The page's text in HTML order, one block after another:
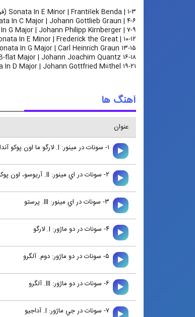
۱-۳ | Sonata In E Minor | František Benda (فرانتیشک بندا)
۴-۶ | Sonata In C Major | Johann Gottlieb Graun (یوهان گوتلیب گران)
۷-۹ | Sonata In G Major | Johann Philipp Kirnberger (یوهان فیلیپ کیرنبرگر)
۱۰-۱۲ | Sonata In E Minor | Frederick the Great (فردریک کبیر)
۱۳-۱۵ Sonata In G Major | Carl Heinrich Graun (کارل هاینریش گران)
۱۶-۱۸ Sonata In B-flat Major | Johann Joachim Quantz (یوهان یواخیم کوانتس)
۱۹-۲۱ Sonata In D Major | Johann Gottfried Müthel (یوهان گوتفرید موتل)
آهنگ ها
عنوان
۱- سونات در مينور: I. لارگو ما اون پوكو آندانته
۲- سونات در اي مينور: II. آريوسو، اون پوكو آلگرو
۳- سونات در اي مينور: III. پرستو
۴- سونات در دو ماژور: I. لارگو
۵- سونات در دو ماژور: دوم. آلگرو
۶- سونات در دو ماژور: III. آلگرو
۷- سونات در جي ماژور: I. آداجيو